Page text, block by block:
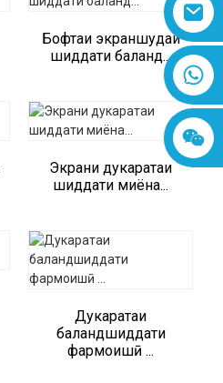
8618019377761
Бофтаи экраншудаи
шиддати баланд...
Экрани дукаратаи
шиддати миёна...
Дукаратаи
баландшиддати
фармоишӣ ...